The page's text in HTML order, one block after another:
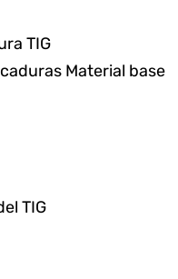
TIG
Material base
TIG